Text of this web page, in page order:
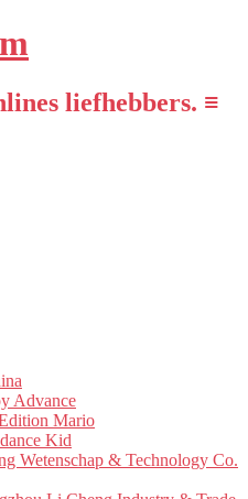
liefhebbers. ≡
Advance
Mario
Kid
Wetenschap & Technology Co.